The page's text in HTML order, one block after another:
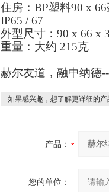
住房：BP塑料90 x
IP65 / 67
外型尺寸：90 x 66 x
重量：大约 215克
赫尔友道，融中纳德
如果感兴趣，想了解更详细的
产品：
您的单位：